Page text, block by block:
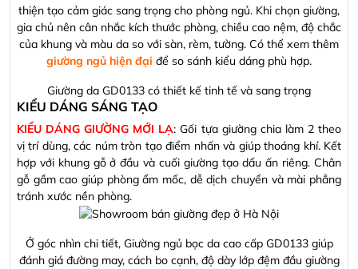
thiện tạo cảm giác sang trọng cho phòng ngủ. Khi chọn giường,
gia chủ nên cân nhắc kích thước phòng, chiều cao nệm, độ chắc
của khung và màu da so với sàn, rèm, tường. Có thể xem thêm
giường ngủ hiện đại để so sánh kiểu dáng phù hợp.
Giường da GD0133 có thiết kế tinh tế và sang trọng
KIỂU DÁNG SÁNG TẠO
KIỂU DÁNG GIƯỜNG MỚI LẠ: Gối tựa giường chia làm 2 theo
vị trí dùng, các núm tròn tạo điểm nhấn và giúp thoáng khí. Kết
hợp với khung gỗ ở đầu và cuối giường tạo dấu ấn riêng. Chân
gỗ gầm cao giúp phòng ẩm mốc, dễ dịch chuyển và mài phẳng
tránh xước nền phòng.
Ở góc nhìn chi tiết, Giường ngủ bọc da cao cấp GD0133 giúp
đánh giá đường may, cách bo cạnh, độ dày lớp đệm đầu giường